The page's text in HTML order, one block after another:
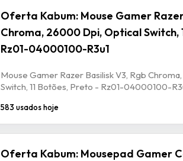
Oferta Kabum: Mouse Gamer
Chroma, 26000 Dpi, Optical Switch,
Rz01-04000100-R3u1
Mouse Gamer Razer Basilisk V3, Rgb
Switch, 11 Botões, Preto - Rz01-04000100-
583 usados hoje
Oferta Kabum: Mousepad Gamer